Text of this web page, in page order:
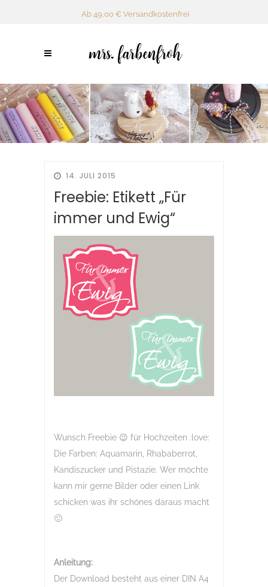
Ab 49,00 € Versandkostenfrei
14. JULI 2015
Freebie: Etikett „Für
immer und Ewig“
Wunsch Freebie 😉 für Hochzeiten :love:
Die Farben: Aquamarin, Rhababerrot,
Kandiszucker und Pistazie. Wer möchte
kann mir gerne Bilder oder einen Link
schicken was ihr schönes daraus macht
🙂
Anleitung:
Der Download besteht aus einer DIN A4